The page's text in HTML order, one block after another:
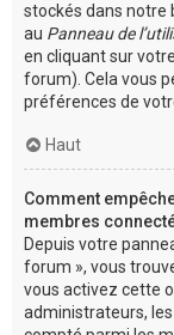
stockés dans notre
au Panneau de
en cliquant sur
forum). Cela vous
préférences de
Haut
Comment
membres
Depuis votre
forum », vous
vous activez cette
administrateurs,